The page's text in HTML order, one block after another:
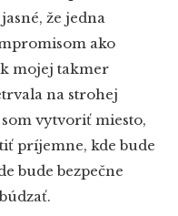
že jedna
ako
mojej takmer
na strohej
vytvoriť miesto,
príjemne, kde bude
bude bezpečne